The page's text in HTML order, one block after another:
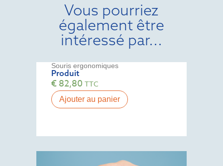
Vous pourriez
également être
intéressé par...
Souris ergonomiques
Produit
€82,80 TTC
Ajouter au panier